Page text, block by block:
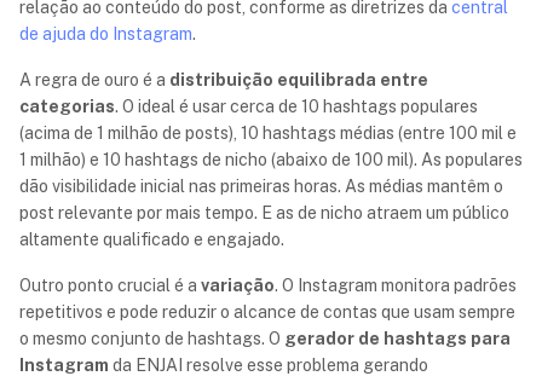
relação ao conteúdo do post, conforme as diretrizes da central
de ajuda do Instagram.
A regra de ouro é a distribuição equilibrada entre
categorias. O ideal é usar cerca de 10 hashtags populares
(acima de 1 milhão de posts), 10 hashtags médias (entre 100 mil e
1 milhão) e 10 hashtags de nicho (abaixo de 100 mil). As populares
dão visibilidade inicial nas primeiras horas. As médias mantêm o
post relevante por mais tempo. E as de nicho atraem um público
altamente qualificado e engajado.
Outro ponto crucial é a variação. O Instagram monitora padrões
repetitivos e pode reduzir o alcance de contas que usam sempre
o mesmo conjunto de hashtags. O gerador de hashtags para
Instagram da ENJAI resolve esse problema gerando